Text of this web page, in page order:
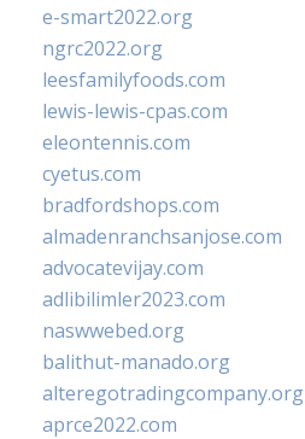
e-smart2022.org
ngrc2022.org
leesfamilyfoods.com
lewis-lewis-cpas.com
eleontennis.com
cyetus.com
bradfordshops.com
almadenranchsanjose.com
advocatevijay.com
adlibilimler2023.com
naswwebed.org
balithut-manado.org
alteregotradingcompany.org
aprce2022.com